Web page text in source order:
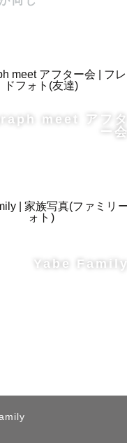
meet アフタ
ー会
Yabe Family